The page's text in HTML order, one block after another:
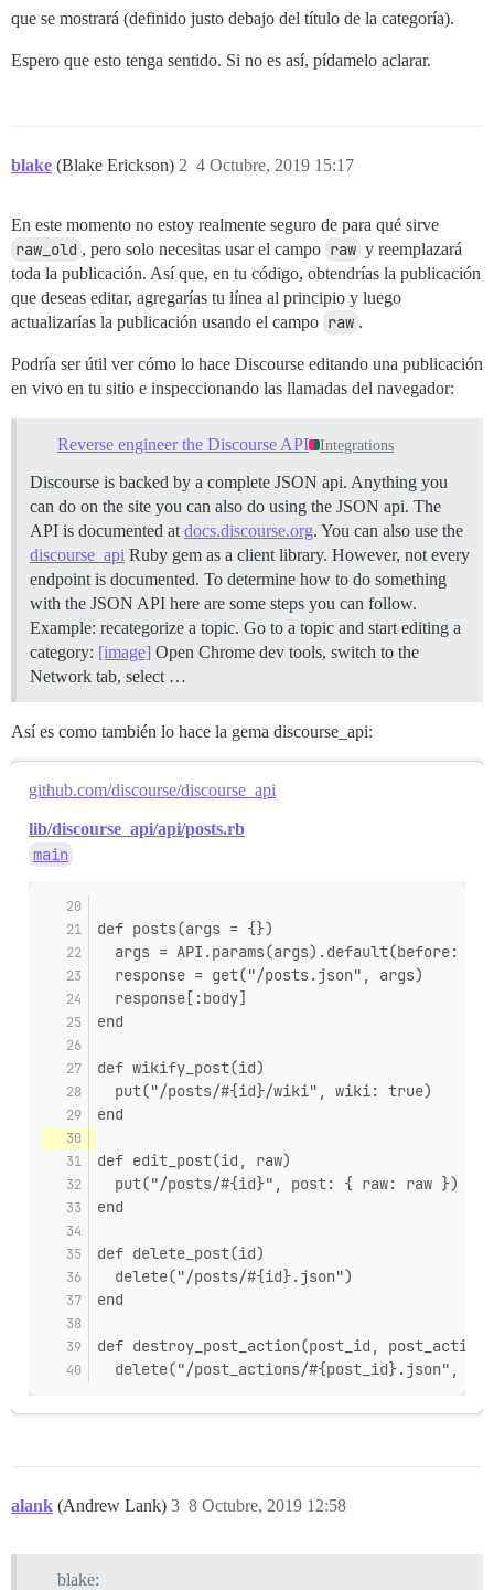
que se mostrará (definido justo debajo del título de la categoría).
Espero que esto tenga sentido. Si no es así, pídamelo aclarar.
blake (Blake Erickson) 4 Octubre, 2019 15:17
2
En este momento no estoy realmente seguro de para qué sirve
raw_old , pero solo necesitas usar el campo raw y reemplazará
toda la publicación. Así que, en tu código, obtendrías la publicación
que deseas editar, agregarías tu línea al principio y luego
actualizarías la publicación usando el campo raw .
Podría ser útil ver cómo lo hace Discourse editando una publicación
en vivo en tu sitio e inspeccionando las llamadas del navegador:
Reverse engineer the Discourse API Integrations
Discourse is backed by a complete JSON api. Anything you
can do on the site you can also do using the JSON api. The
API is documented at docs.discourse.org. You can also use the
discourse_api Ruby gem as a client library. However, not every
endpoint is documented. To determine how to do something
with the JSON API here are some steps you can follow.
Example: recategorize a topic. Go to a topic and start editing a
category: [image] Open Chrome dev tools, switch to the
Network tab, select …
Así es como también lo hace la gema discourse_api:
github.com/discourse/discourse_api
lib/discourse_api/api/posts.rb
main
def posts(args = {})
  args = API.params(args).default(before: 0)
  response = get("/posts.json", args)
  response[:body]
end
def wikify_post(id)
  put("/posts/#{id}/wiki", wiki: true)
end
def edit_post(id, raw)
  put("/posts/#{id}", post: { raw: raw })
end
def delete_post(id)
  delete("/posts/#{id}.json")
end
def destroy_post_action(post_id,
delete("/post_actions/#{post_id}.json",
alank (Andrew Lank) 8 Octubre, 2019 12:58
3
blake: